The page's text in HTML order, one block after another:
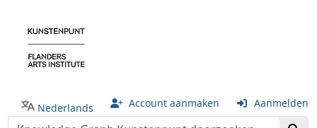
Nederlands Account aanmaken Aanmelden